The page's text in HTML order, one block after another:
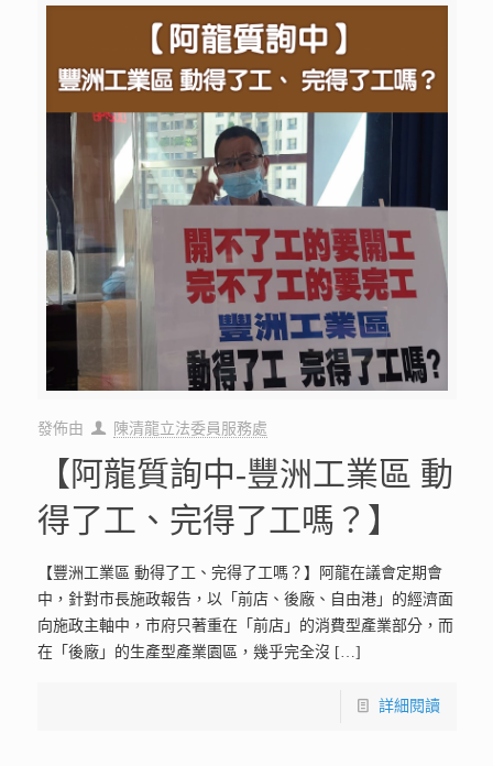
發佈由 陳清龍立法委員服務處
【阿龍質詢中-豐洲工業區 動
得了工、完得了工嗎？】
【豐洲工業區 動得了工、完得了工嗎？】阿龍在議會定期會
中，針對市長施政報告，以「前店、後廠、自由港」的經濟面
向施政主軸中，市府只著重在「前店」的消費型產業部分，而
在「後廠」的生產型產業園區，幾乎完全沒 […]
詳細閱讀